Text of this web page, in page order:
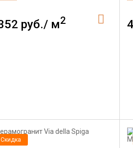
руб./ м2
Скидка